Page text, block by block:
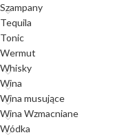
Szampany
Tequila
Tonic
Wermut
Whisky
Wina
Wina musujące
Wina Wzmacniane
Wódka